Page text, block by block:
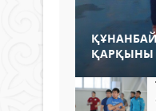
ҚАРҚЫНЫ